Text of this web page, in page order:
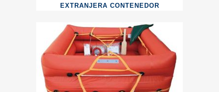
EXTRANJERA CONTENEDOR